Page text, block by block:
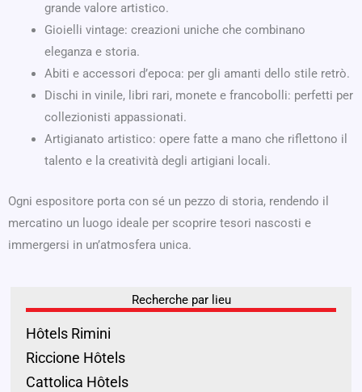
grande valore artistico.
Gioielli vintage: creazioni uniche che combinano
eleganza e storia.
Abiti e accessori d’epoca: per gli amanti dello stile retrò.
Dischi in vinile, libri rari, monete e francobolli: perfetti per
collezionisti appassionati.
Artigianato artistico: opere fatte a mano che riflettono il
talento e la creatività degli artigiani locali.
Ogni espositore porta con sé un pezzo di storia, rendendo il
mercatino un luogo ideale per scoprire tesori nascosti e
immergersi in un’atmosfera unica.
Recherche par lieu
Hôtels Rimini
Riccione Hôtels
Cattolica Hôtels